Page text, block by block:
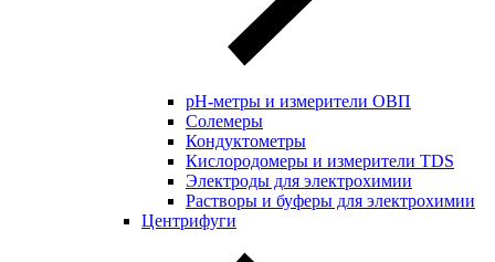
pH-метры и измерители ОВП
Солемеры
Кондуктометры
Кислородомеры и измерители TDS
Электроды для электрохимии
Растворы и буферы для электрохимии
Центрифуги